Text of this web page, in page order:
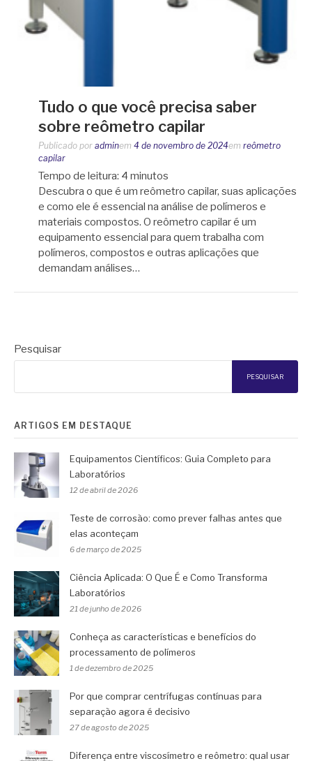
Tudo o que você precisa saber
sobre reômetro capilar
Publicado por adminem 4 de novembro de 2024em reômetro
capilar
Tempo de leitura: 4 minutos
Descubra o que é um reômetro capilar, suas aplicações
e como ele é essencial na análise de polímeros e
materiais compostos. O reômetro capilar é um
equipamento essencial para quem trabalha com
polímeros, compostos e outras aplicações que
demandam análises…
Pesquisar
PESQUISAR
ARTIGOS EM DESTAQUE
Equipamentos Científicos: Guia Completo para
Laboratórios
12 de abril de 2026
Teste de corrosão: como prever falhas antes que
elas aconteçam
6 de março de 2025
Ciência Aplicada: O Que É e Como Transforma
Laboratórios
21 de junho de 2026
Conheça as características e benefícios do
processamento de polímeros
1 de dezembro de 2025
Por que comprar centrífugas contínuas para
separação agora é decisivo
27 de agosto de 2025
Diferença entre viscosímetro e reômetro: qual usar